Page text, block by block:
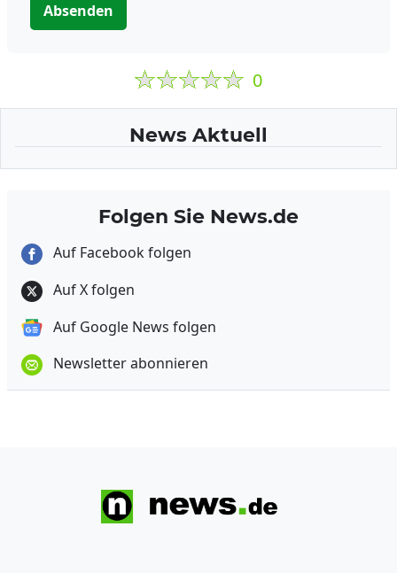
Absenden
0
News Aktuell
Folgen Sie News.de
Auf Facebook folgen
Auf X folgen
Auf Google News folgen
Newsletter abonnieren